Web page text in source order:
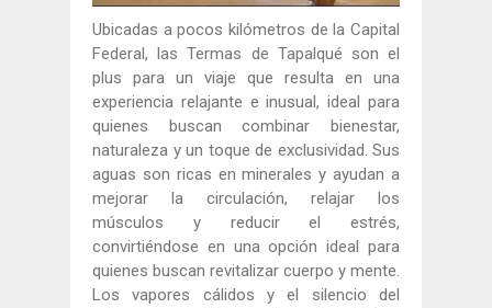
Ubicadas a pocos kilómetros de la Capital
Federal, las Termas de Tapalqué son el
plus para un viaje que resulta en una
experiencia relajante e inusual, ideal para
quienes buscan combinar bienestar,
naturaleza y un toque de exclusividad. Sus
aguas son ricas en minerales y ayudan a
mejorar la circulación, relajar los
músculos y reducir el estrés,
convirtiéndose en una opción ideal para
quienes buscan revitalizar cuerpo y mente.
Los vapores cálidos y el silencio del